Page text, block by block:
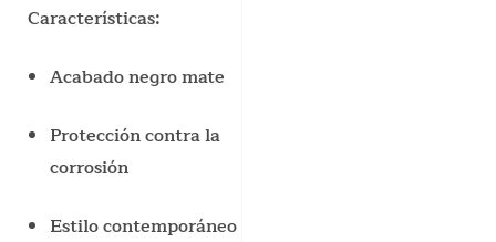
Características:
Acabado negro mate
Protección contra la
corrosión
Estilo contemporáneo